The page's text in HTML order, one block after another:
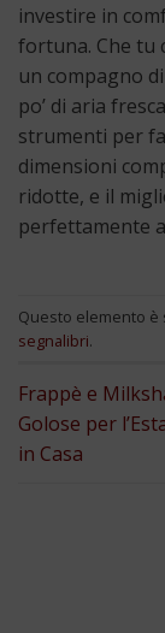
investire in
fortuna. Che tu
un compagno
po’ di aria
strumenti per
dimensioni
ridotte, e il
perfettamente
Questo elemento è
segnalibri.
Frappè e
Golose per
in Casa